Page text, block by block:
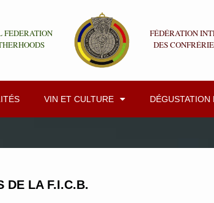
FEDERATION
FÉDÉRATION
DES
VIN ET CULTURE
DE LA F.I.C.B.